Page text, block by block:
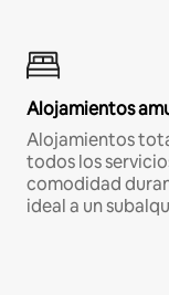
Alojamientos
Alojamientos
todos los
comodidad
ideal a un